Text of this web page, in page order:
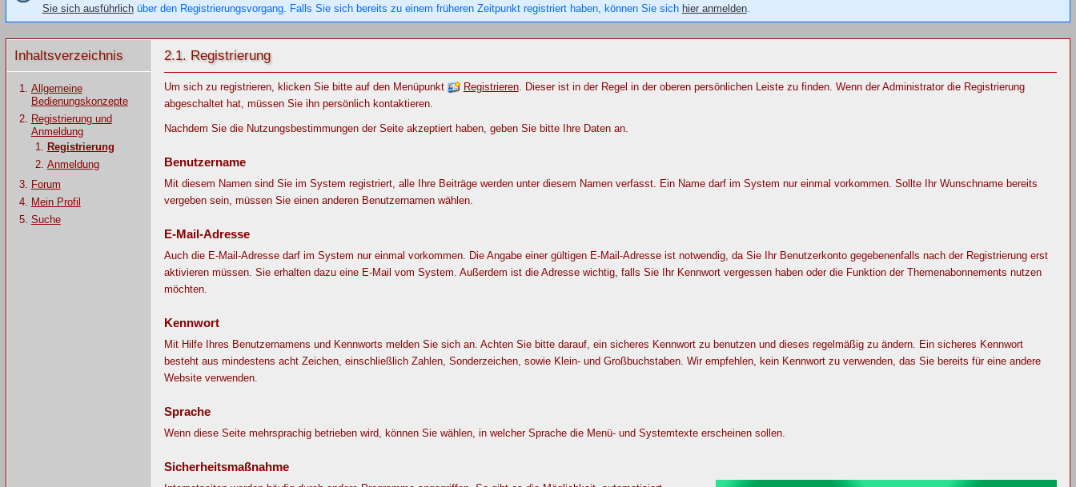
Sie sich ausführlichüber den Registrierungsvorgang. Falls Sie sich bereits zu einem früheren Zeitpunkt registriert haben, können Sie sich hier anmelden.
Inhaltsverzeichnis
Allgemeine
Bedienungskonzepte
Registrierung und
Anmeldung
Registrierung
Anmeldung
Forum
Mein Profil
Suche
2.1. Registrierung
Um sich zu registrieren, klicken Sie bitte auf den Menüpunkt Registrieren. Dieser ist in der Regel in der oberen persönlichen Leiste zu finden. Wenn der Administrator die Registrierung
abgeschaltet hat, müssen Sie ihn persönlich kontaktieren.
Nachdem Sie die Nutzungsbestimmungen der Seite akzeptiert haben, geben Sie bitte Ihre Daten an.
Benutzername
Mit diesem Namen sind Sie im System registriert, alle Ihre Beiträge werden unter diesem Namen verfasst. Ein Name darf im System nur einmal vorkommen. Sollte Ihr Wunschname bereits
vergeben sein, müssen Sie einen anderen Benutzernamen wählen.
E-Mail-Adresse
Auch die E-Mail-Adresse darf im System nur einmal vorkommen. Die Angabe einer gültigen E-Mail-Adresse ist notwendig, da Sie Ihr Benutzerkonto gegebenenfalls nach der Registrierung erst
aktivieren müssen. Sie erhalten dazu eine E-Mail vom System. Außerdem ist die Adresse wichtig, falls Sie Ihr Kennwort vergessen haben oder die Funktion der Themenabonnements nutzen
möchten.
Kennwort
Mit Hilfe Ihres Benutzernamens und Kennworts melden Sie sich an. Achten Sie bitte darauf, ein sicheres Kennwort zu benutzen und dieses regelmäßig zu ändern. Ein sicheres Kennwort
besteht aus mindestens acht Zeichen, einschließlich Zahlen, Sonderzeichen, sowie Klein- und Großbuchstaben. Wir empfehlen, kein Kennwort zu verwenden, das Sie bereits für eine andere
Website verwenden.
Sprache
Wenn diese Seite mehrsprachig betrieben wird, können Sie wählen, in welcher Sprache die Menü- und Systemtexte erscheinen sollen.
Sicherheitsmaßnahme